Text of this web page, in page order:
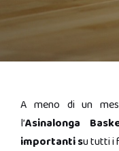
A meno di un
l’Asinalonga
importanti su tutti i